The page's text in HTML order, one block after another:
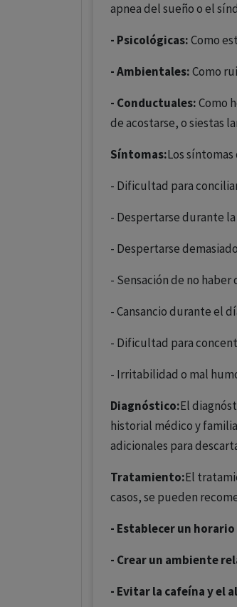
apnea del sueño o el
- Psicológicas:Como
- Ambientales:Como
- Conductuales:Como
de acostarse, o siestas
Síntomas:Los
- Dificultad para
- Despertarse durante
- Despertarse
- Sensación de no
- Cansancio durante el
- Dificultad para
- Irritabilidad o mal
Diagnóstico:El
historial médico y
adicionales para
Tratamiento:El
casos, se pueden
- Establecer un
- Crear un ambiente
- Evitar la cafeína y el